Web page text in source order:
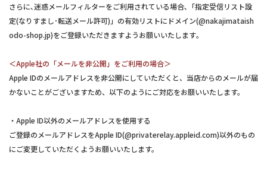
さらに､迷惑メールフィルターをご利用されている場合､「指定受信リスト設
定(なりすまし･転送メール許可)」の有効リストにドメイン(@nakajimataish
odo-shop.jp)をご登録いただきますようお願いいたします｡
＜Apple社の「メールを非公開」をご利用の場合＞
Apple IDのメールアドレスを非公開にしていただくと、当店からのメールが届
かないことがございますため、以下のようにご対応をお願いいたします。
・Apple ID以外のメールアドレスを使用する
ご登録のメールアドレスをApple ID(@privaterelay.appleid.com)以外のもの
にご変更していただくようお願いいたします。